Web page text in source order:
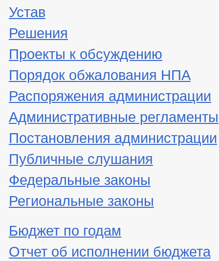
Устав
Решения
Проекты к обсуждению
Порядок обжалования НПА
Распоряжения администрации
Административные регламенты
Постановления администрации
Публичные слушания
Федеральные законы
Региональные законы
Бюджет по годам
Отчет об исполнении бюджета